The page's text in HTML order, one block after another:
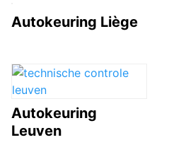
Autokeuring Liège
Autokeuring
Leuven